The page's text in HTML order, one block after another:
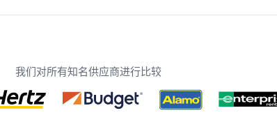
我们对所有知名供应商进行比较